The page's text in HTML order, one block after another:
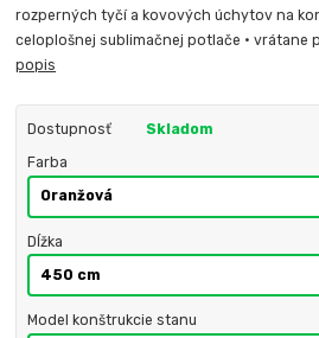
rozperných tyčí a kovových úchytov na
celoplošnej sublimačnej potlače • vrátane
popis
Dostupnosť Skladom
Farba
Dĺžka
Model konštrukcie stanu